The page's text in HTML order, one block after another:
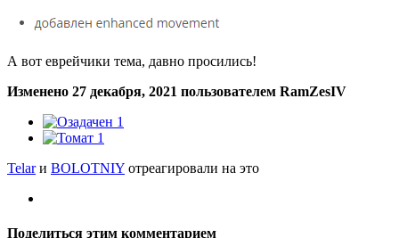
А вот еврейчики тема, давно просились!
Изменено 27 декабря, 2021 пользователем RamZesIV
1
1
Telarи BOLOTNIY отреагировали на это
Поделиться этим комментарием